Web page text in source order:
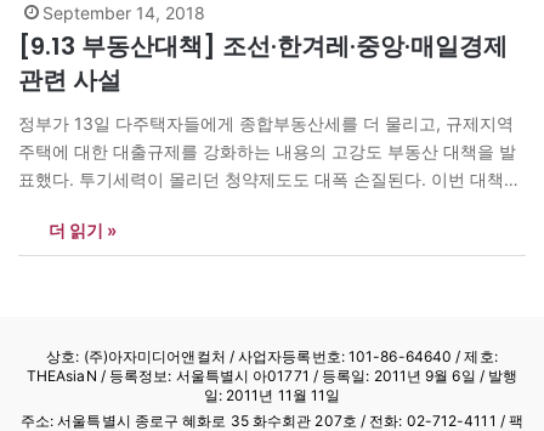
September 14, 2018
[9.13 부동산대책] 조선·한겨레·중앙·매일경제
관련 사설
정부가 13일 다주택자들에게 종합부동산세를 더 물리고, 규제지역
주택에 대한 대출규제를 강화하는 내용의 고강도 부동산 대책을 발
표했다. 투기세력이 몰리던 청약제도도 대폭 손질된다. 이번 대책은
를 잡는 데는 효과가 있을 것으로 평가되고 있다. 하지만 국회 입법
화 등 집값 안정화까지는 넘어야 할 산도 많다고 전문가들은 말한다.
더 읽기 »
상호: (주)아자미디어앤컬처 /사업자등록번호: 101-86-64640 / 제호:
THEAsiaN / 등록정보: 서울특별시 아01771 / 등록일: 2011년 9월 6일 / 발행
일: 2011년 11월 11일
주소: 서울특별시 종로구 혜화로 35 화수회관 207호 / 전화: 02-712-4111 / 팩